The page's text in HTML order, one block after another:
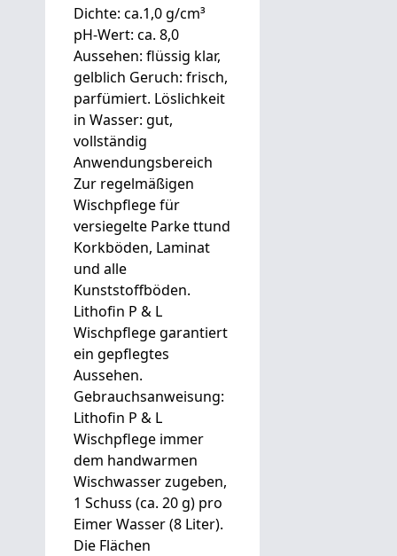
Dichte: ca.1,0 g/cm³
pH-Wert: ca. 8,0
Aussehen: flüssig klar,
gelblich Geruch: frisch,
parfümiert. Löslichkeit
in Wasser: gut,
vollständig
Anwendungsbereich
Zur regelmäßigen
Wischpflege für
versiegelte Parke ttund
Korkböden, Laminat
und alle
Kunststoffböden.
Lithofin P & L
Wischpflege garantiert
ein gepflegtes
Aussehen.
Gebrauchsanweisung:
Lithofin P & L
Wischpflege immer
dem handwarmen
Wischwasser zugeben,
1 Schuss (ca. 20 g) pro
Eimer Wasser (8 Liter).
Die Flächen